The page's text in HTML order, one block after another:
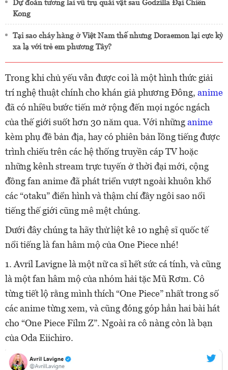
Dự đoán tương lai vũ trụ quái vật sau Godzilla Đại Chiến
Kong
Tại sao cháy hàng ở Việt Nam thế nhưng Doraemon lại cực kỳ
xa lạ với trẻ em phương Tây?
Trong khi chủ yếu vẫn được coi là một hình thức giải
trí nghệ thuật chính cho khán giả phương Đông, anime
đã có nhiều bước tiến mở rộng đến mọi ngóc ngách
của thế giới suốt hơn 30 năm qua. Với nhữnganime
kèm phụ đề bản địa, hay có phiên bản lồng tiếng được
trình chiếu trên các hệ thống truyền cáp TV hoặc
những kênh stream trực tuyến ở thời đại mới, cộng
đồng fan anime đã phát triển vượt ngoài khuôn khổ
các “otaku” điển hình và thậm chí đầy ngôi sao nổi
tiếng thế giới cũng mê mệt chúng.
Dưới đây chúng ta hãy thử liệt kê 10 nghệ sĩ quốc tế
nổi tiếng là fan hâm mộ của One Piece nhé!
1. Avril Lavignelà một nữ ca sĩ hết sức cá tính, và cũng
là một fan hâm mộ của nhóm hải tặc Mũ Rơm. Cô
từng tiết lộ rằng mình thích “One Piece” nhất trong số
các anime từng xem, và cũng đóng góp hẳn hai bài hát
cho “One Piece Film Z”. Ngoài ra cô nàngcòn là bạn
của Oda Eiichiro.